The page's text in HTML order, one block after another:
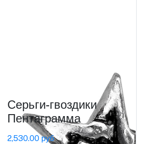
Серьги-гвоздики
Пентаграмма
2,530.00 руб